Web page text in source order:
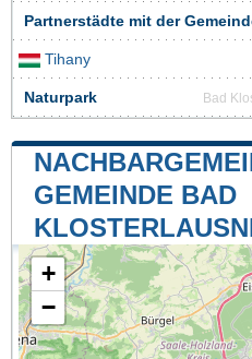
Partnerstädte mit der
Tihany
Naturpark Bad
GEMEINDE BAD
+
−